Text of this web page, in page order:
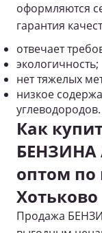
оформляются
гарантия
отвечает
экологичность;
нет тяжелых
низкое
углеводородов.
Как
БЕНЗИНА
оптом
Хотьково
Продажа